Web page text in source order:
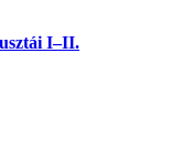
I–II.